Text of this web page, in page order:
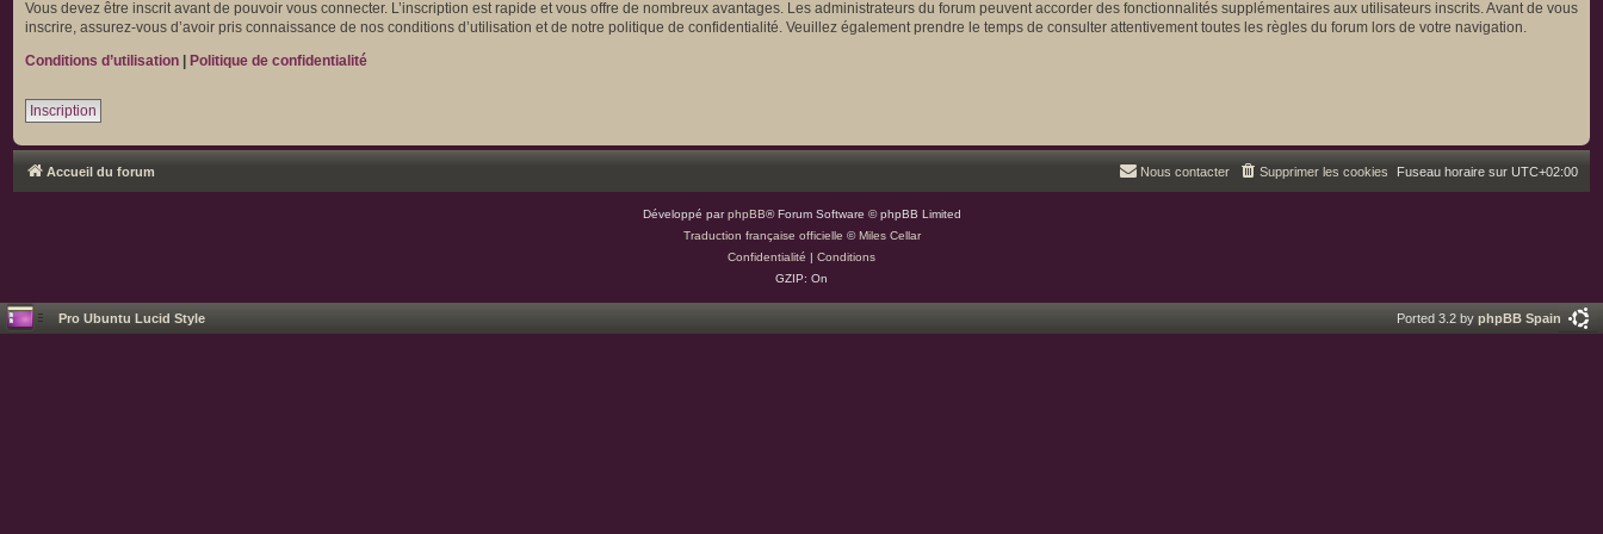
Vous devez être inscrit avant de pouvoir vous connecter. L’inscription est rapide et vous offre de nombreux avantages. Les administrateurs du forum peuvent accorder des fonctionnalités supplémentaires aux utilisateurs inscrits. Avant de vous
inscrire, assurez-vous d’avoir pris connaissance de nos conditions d’utilisation et de notre politique de confidentialité. Veuillez également prendre le temps de consulter attentivement toutes les règles du forum lors de votre navigation.
Conditions d’utilisation | Politique de confidentialité
Inscription
Accueil du forum Fuseau horaire sur UTC+02:00
Supprimer les cookies
Nous contacter
Développé parphpBB® Forum Software © phpBB Limited
Traduction française officielle ©Miles Cellar
Confidentialité | Conditions
GZIP: On
Pro Ubuntu Lucid Style Ported 3.2 by phpBB Spain